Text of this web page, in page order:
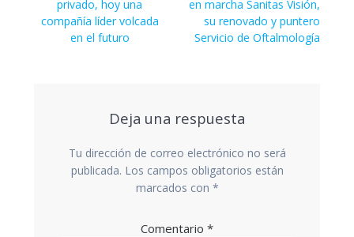
entradas
privado, hoy una
compañía líder volcada
en el futuro
en marcha Sanitas Visión,
su renovado y puntero
Servicio de Oftalmología
Deja una respuesta
Tu dirección de correo electrónico no será
publicada. Los campos obligatorios están
marcados con *
Comentario *